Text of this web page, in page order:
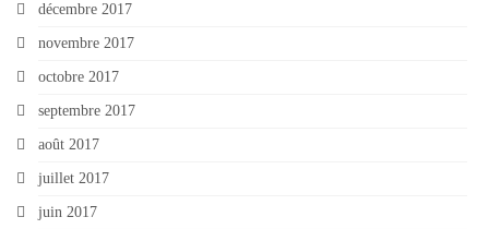
décembre 2017
novembre 2017
octobre 2017
septembre 2017
août 2017
juillet 2017
juin 2017